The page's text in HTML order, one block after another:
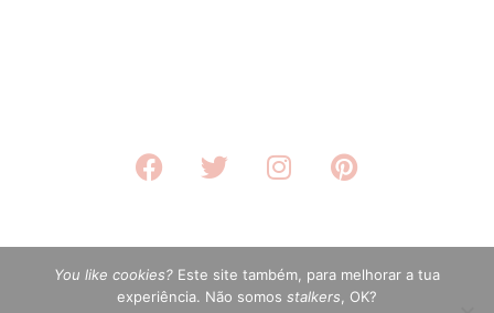
You like cookies? Este site também, para melhorar a tua
experiência. Não somos stalkers , OK?